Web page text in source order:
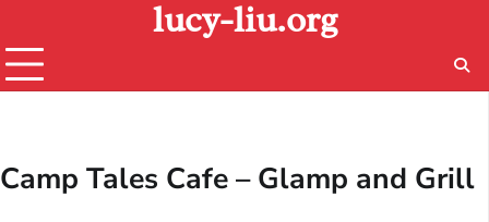
content
lucy-liu.org
Camp Tales Cafe – Glamp and Grill